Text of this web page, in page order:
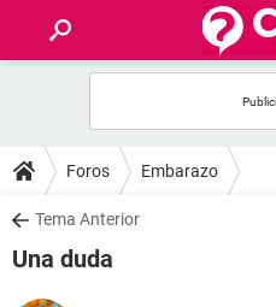
FOROS
SALUD
Foros Embarazo
Tema Anterior
Una duda